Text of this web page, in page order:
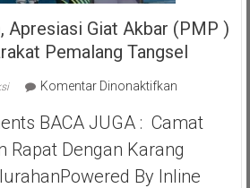
Apresiasi Giat Akbar (PMP )
Pemalang Tangsel
Komentar Dinonaktifkanpada
Saga
Apresiasi
Giat
BACA JUGA : Camat
Rapat Dengan Karang
By Inline